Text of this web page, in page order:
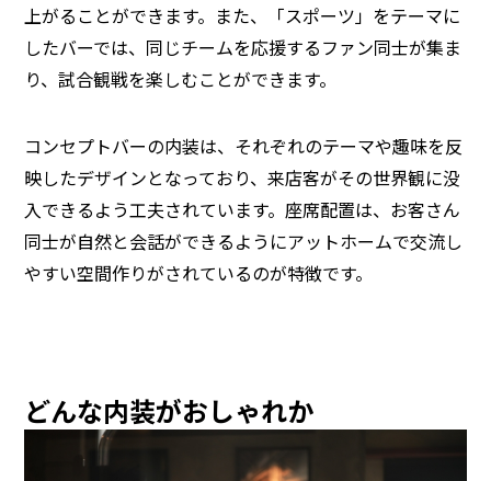
上がることができます。また、「スポーツ」をテーマに
したバーでは、同じチームを応援するファン同士が集ま
り、試合観戦を楽しむことができます。
コンセプトバーの内装は、それぞれのテーマや趣味を反
映したデザインとなっており、来店客がその世界観に没
入できるよう工夫されています。座席配置は、お客さん
同士が自然と会話ができるようにアットホームで交流し
やすい空間作りがされているのが特徴です。
どんな内装がおしゃれか